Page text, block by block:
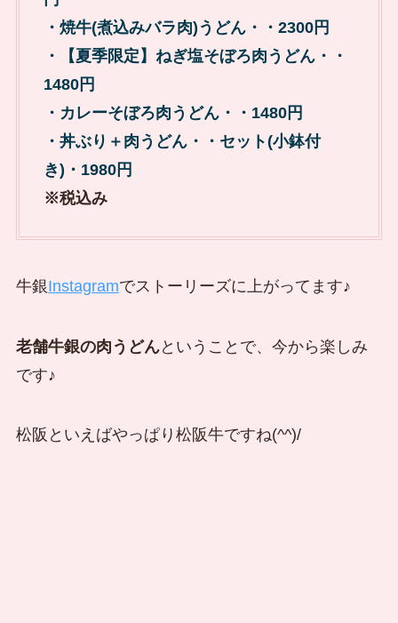
・焼牛(煮込みバラ肉)うどん・・2300円
・【夏季限定】ねぎ塩そぼろ肉うどん・・
1480円
・カレーそぼろ肉うどん・・1480円
・丼ぶり＋肉うどん・・セット(小鉢付
き)・1980円
※税込み
牛銀Instagramでストーリーズに上がってます♪
老舗牛銀の肉うどんということで、今から楽しみ
です♪
松阪といえばやっぱり松阪牛ですね(^^)/